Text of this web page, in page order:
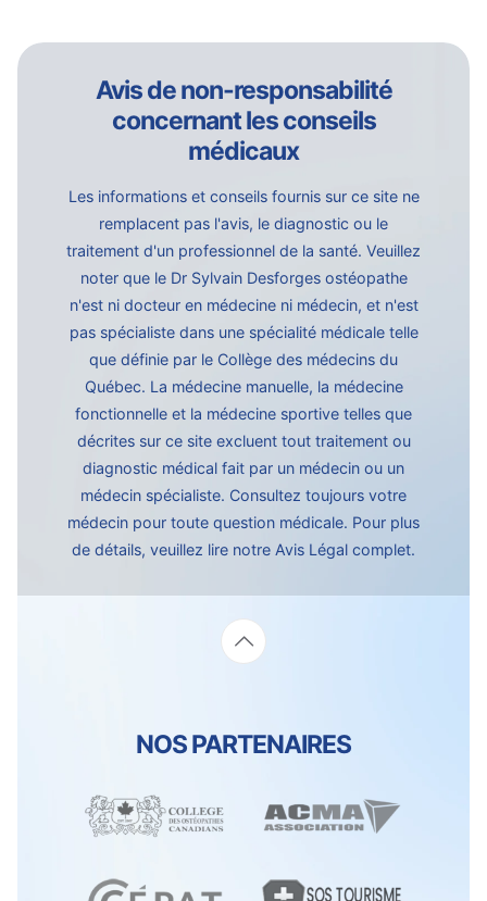
Avis de non-responsabilité
concernant les conseils
médicaux
Les informations et conseils fournis sur ce site ne
remplacent pas l'avis, le diagnostic ou le
traitement d'un professionnel de la santé. Veuillez
noter que le Dr Sylvain Desforges ostéopathe
n'est ni docteur en médecine ni médecin, et n'est
pas spécialiste dans une spécialité médicale telle
que définie par le Collège des médecins du
Québec. La médecine manuelle, la médecine
fonctionnelle et la médecine sportive telles que
décrites sur ce site excluent tout traitement ou
diagnostic médical fait par un médecin ou un
médecin spécialiste. Consultez toujours votre
médecin pour toute question médicale. Pour plus
de détails, veuillez lire notre Avis Légal complet.
NOS PARTENAIRES